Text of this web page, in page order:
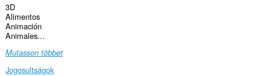
3D
Alimentos
Animación
Animales...
Mutasson többet
Jogosultságok